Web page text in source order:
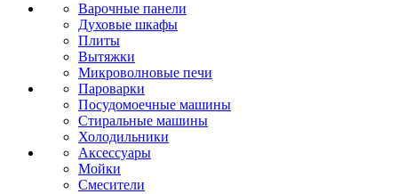
Варочные панели
Духовые шкафы
Плиты
Вытяжки
Микроволновые печи
Пароварки
Посудомоечные машины
Стиральные машины
Холодильники
Аксессуары
Мойки
Cмесители